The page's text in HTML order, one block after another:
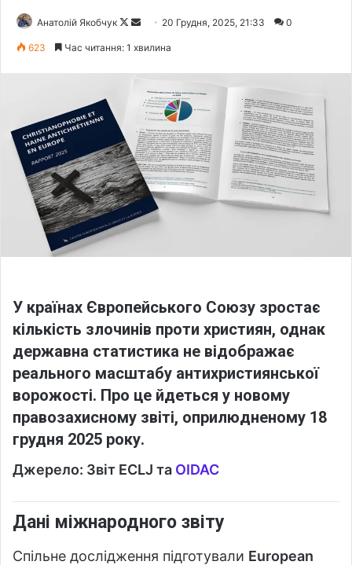
Анатолій Якобчук
F
n
X
a
n
e
m
a
i
l
20 Грудня, 2025, 21:33 0
623 Час читання: 1 хвилина
У країнах Європейського Союзу зростає
кількість злочинів проти християн, однак
державна статистика не відображає
реального масштабу антихристиянської
ворожості. Про це йдеться у новому
правозахисному звіті, оприлюдненому 18
грудня 2025 року.
Джерело: Звіт ECLJ та OIDAC
Дані міжнародного звіту
Спільне дослідження підготували European